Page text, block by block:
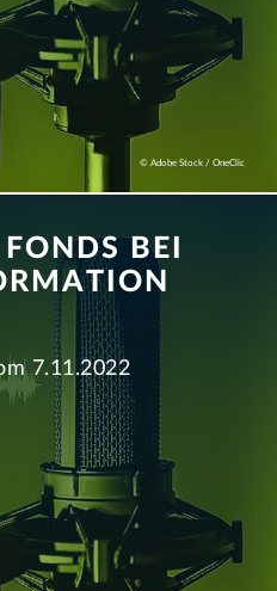
© Adobe Stock / OneClic
BEI
7.11.2022